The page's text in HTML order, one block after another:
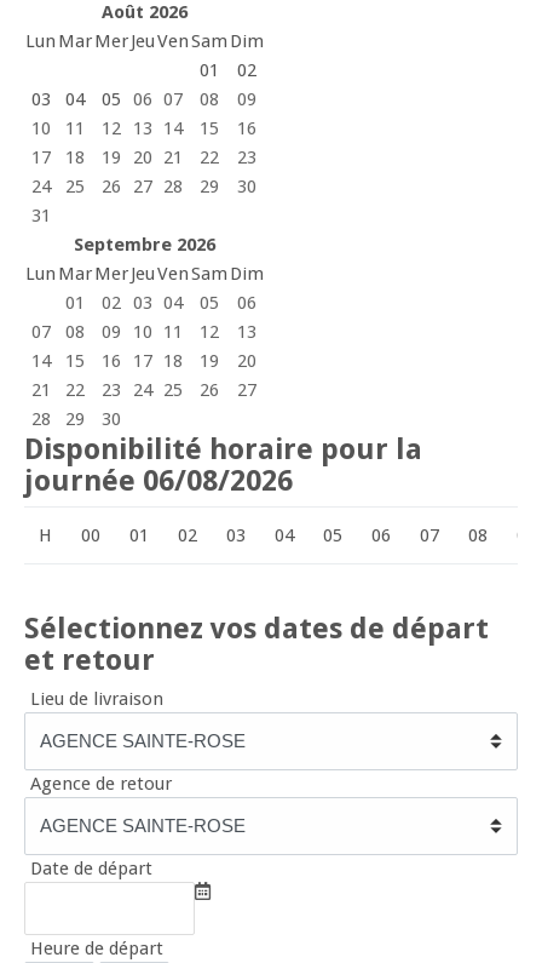
Août 2026
Lun MarMerJeuVenSam Dim
01
02
03
04 05 06 07 08
09
10
11 12 13 14 15
16
17
18 19 20 21 22
23
24
25 26 27 28 29
30
31
Septembre 2026
Lun MarMerJeuVenSam Dim
01
02 03 04 05
06
07
08 09 10 11 12
13
14
15 16 17 18 19
20
21
22 23 24 25 26
27
28
29 30
Disponibilité horaire pour la
journée 06/08/2026
H 00 01 02 03 04 05 06 07 08 09
Sélectionnez vos dates de départ
et retour
Lieu de livraison
Agence de retour
Date de départ
Heure de départ